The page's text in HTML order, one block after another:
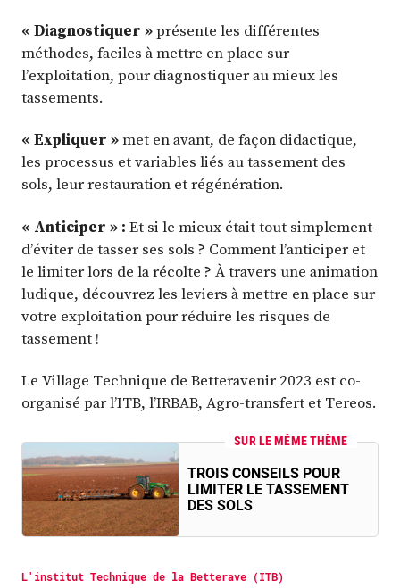
« Diagnostiquer »présente les différentes
méthodes, faciles à mettre en place sur
l’exploitation, pour diagnostiquer au mieux les
tassements.
« Expliquer »met en avant, de façon didactique,
les processus et variables liés au tassement des
sols, leur restauration et régénération.
« Anticiper » : Et si le mieux était tout simplement
d’éviter de tasser ses sols ? Comment l’anticiper et
le limiter lors de la récolte ? À travers une animation
ludique, découvrez les leviers à mettre en place sur
votre exploitation pour réduire les risques de
tassement !
Le Village Technique de Betteravenir 2023 est co-
organisé par l’ITB, l’IRBAB, Agro-transfert et Tereos.
SUR LE MÊME THÈME
TROIS CONSEILS POUR
LIMITER LE TASSEMENT
DES SOLS
L'institut Technique de la Betterave (ITB)